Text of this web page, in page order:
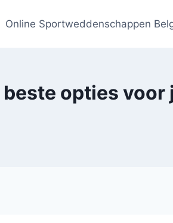
Online Sportweddenschappen
opties voor